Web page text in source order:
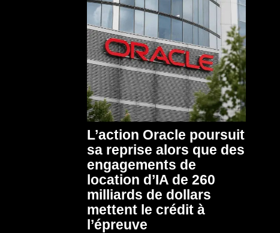
L’action Oracle poursuit
sa reprise alors que des
engagements de
location d’IA de 260
milliards de dollars
mettent le crédit à
l’épreuve